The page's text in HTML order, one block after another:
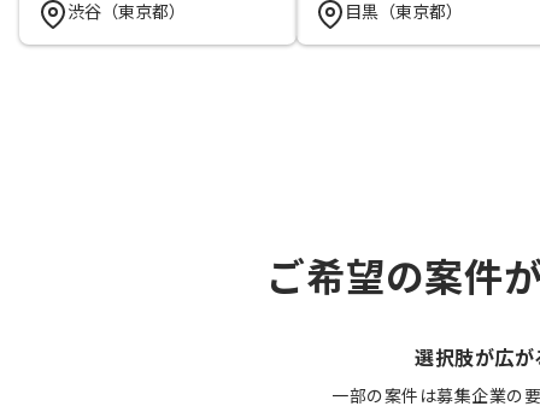
渋谷（東京都） 目黒（東京都）
ご希望の案件
選択肢が広が
一部の案件は募集企業の